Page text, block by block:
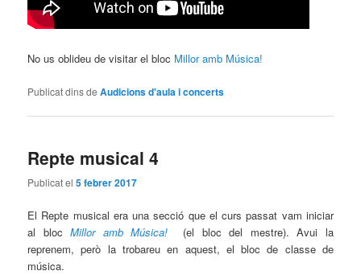
No us oblideu de visitar el bloc Millor amb Música!
Publicat dins de Audicions d'aula i concerts
Repte musical 4
Publicat el5 febrer 2017
El Repte musical era una secció que el curs passat vam iniciar
al blocMillor amb Música!
(el bloc del mestre). Avui la
reprenem, però la trobareu en aquest, el bloc de classe de
música.